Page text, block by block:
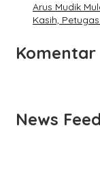
Arus Mudik
Kasih,
Komentar
News Feed